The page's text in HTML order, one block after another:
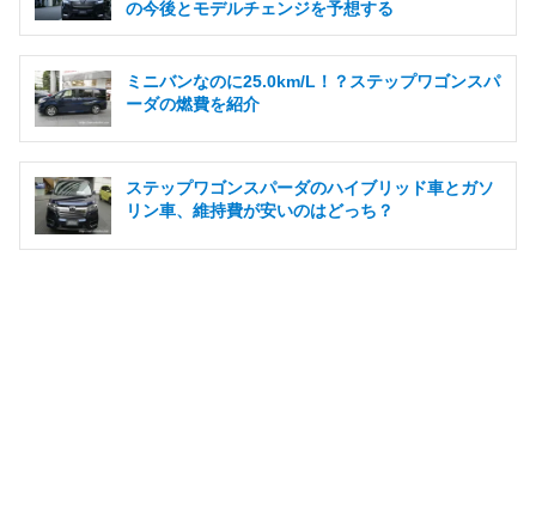
の今後とモデルチェンジを予想する
ミニバンなのに25.0km/L！？ステップワゴンスパ
ーダの燃費を紹介
ステップワゴンスパーダのハイブリッド車とガソ
リン車、維持費が安いのはどっち？